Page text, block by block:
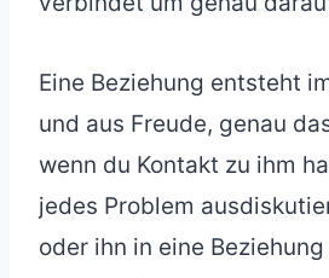
Eine Beziehung entsteht
und aus Freude, genau
wenn du Kontakt zu ihm
jedes Problem
oder ihn in eine